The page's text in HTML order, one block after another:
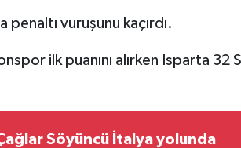
penaltı vuruşunu kaçırdı.
ilk puanını alırken Isparta
Söyüncü İtalya yolunda